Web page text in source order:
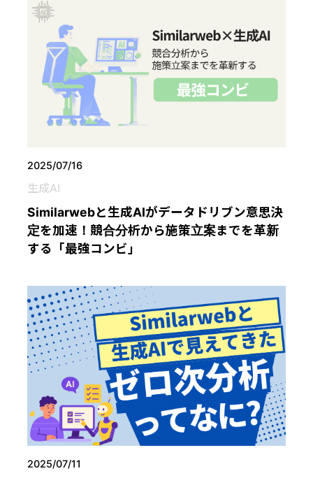
2025/07/16
生成AI
Similarwebと生成AIがデータドリブン意思決
定を加速！競合分析から施策立案までを革新
する「最強コンビ」
2025/07/11